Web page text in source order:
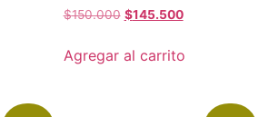
$150.000 $145.500
Agregar al carrito